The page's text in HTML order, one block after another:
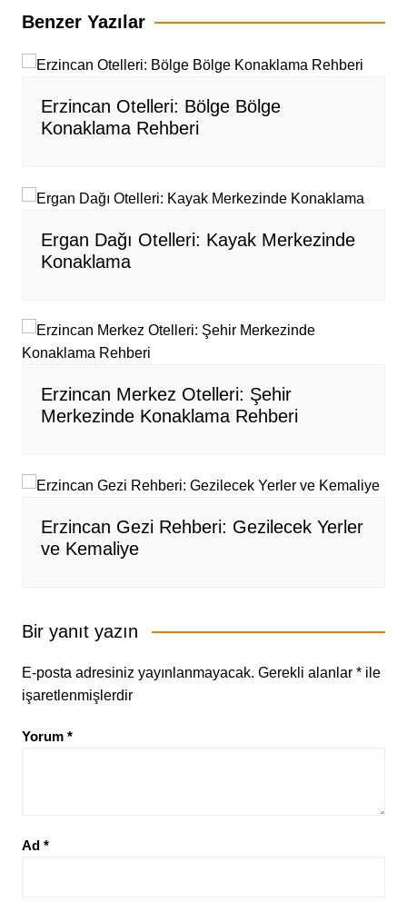
Benzer Yazılar
Erzincan Otelleri: Bölge Bölge
Konaklama Rehberi
Ergan Dağı Otelleri: Kayak Merkezinde
Konaklama
Erzincan Merkez Otelleri: Şehir
Merkezinde Konaklama Rehberi
Erzincan Gezi Rehberi: Gezilecek Yerler
ve Kemaliye
Bir yanıt yazın
E-posta adresiniz yayınlanmayacak. Gerekli alanlar *ile
işaretlenmişlerdir
Yorum *
Ad *